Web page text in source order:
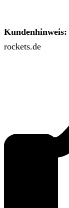
Kundenhinweis:
rockets.de